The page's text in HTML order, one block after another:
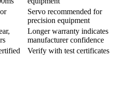
Servo recommended for
precision equipment
Longer warranty indicates
manufacturer confidence
Verify with test certificates